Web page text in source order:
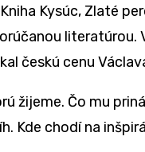
Kysúc, Zlaté
literatúrou.
českú cenu
žijeme. Čo mu
Kde chodí na